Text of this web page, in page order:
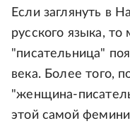
Если заглянуть в
русского языка,
"писательница"
века. Более того,
"женщина-
этой самой